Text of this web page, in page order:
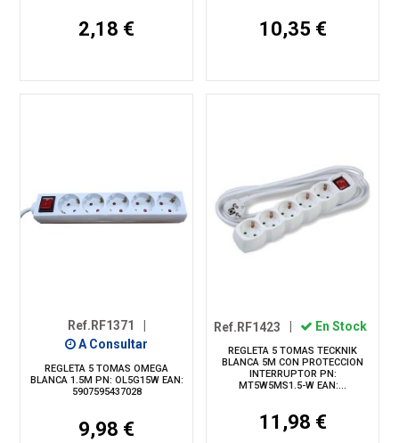
2,18 € 10,35 €
Ref.RF1371
A Consultar
REGLETA 5 TOMAS OMEGA
BLANCA 1.5M PN: OL5G15W EAN:
5907595437028
9,98 €
Ref.RF1423 En Stock
REGLETA 5 TOMAS TECKNIK
BLANCA 5M CON PROTECCION
INTERRUPTOR PN:
MT5W5MS1.5-W EAN:...
11,98 €